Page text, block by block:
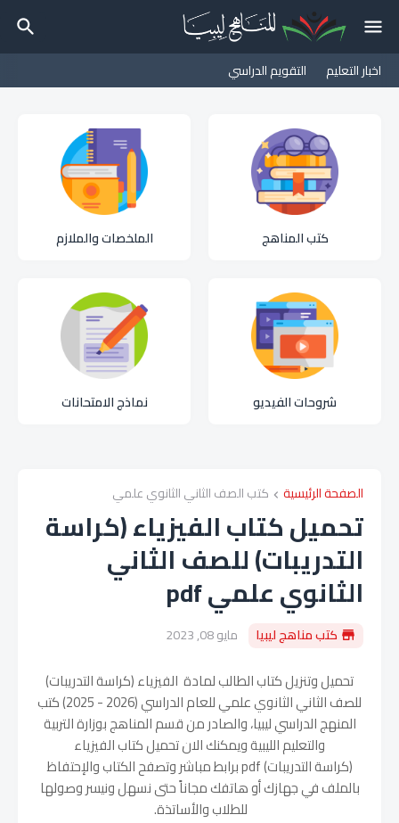
اخبار التعليم التقويم الدراسي
كتب المناهج الملخصات والملازم
شروحات الفيديو نماذج الامتحانات
الصفحة الرئيسية كتب الصف الثاني الثانوي علمي
تحميل كتاب الفيزياء (كراسة
التدريبات) للصف الثاني
الثانوي علمي pdf
كتب مناهج ليبيا مايو 08, 2023
تحميل وتنزيل كتاب الطالب لمادة الفيزياء (كراسة التدريبات)
للصف الثاني الثانوي علمي للعام الدراسي (2026 - 2025
) كتب
المنهج الدراسي ليبيا، والصادر من قسم المناهج بوزارة التربية
والتعليم الليبية ويمكنك الان تحميل كتاب الفيزياء
(كراسة التدريبات) pdf برابط مباشر وتصفح الكتاب والإحتفاظ
بالملف في جهازك أو هاتفك مجاناً حتى نسهل ونيسر وصولها
للطلاب والأساتذة.